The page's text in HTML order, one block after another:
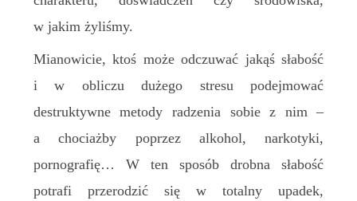
w jakim żyliśmy.
Mianowicie, ktoś może odczuwać jakąś słabość
i w obliczu dużego stresu podejmować
destruktywne metody radzenia sobie z nim –
a chociażby poprzez alkohol, narkotyki,
pornografię… W ten sposób drobna słabość
potrafi przerodzić się w totalny upadek,